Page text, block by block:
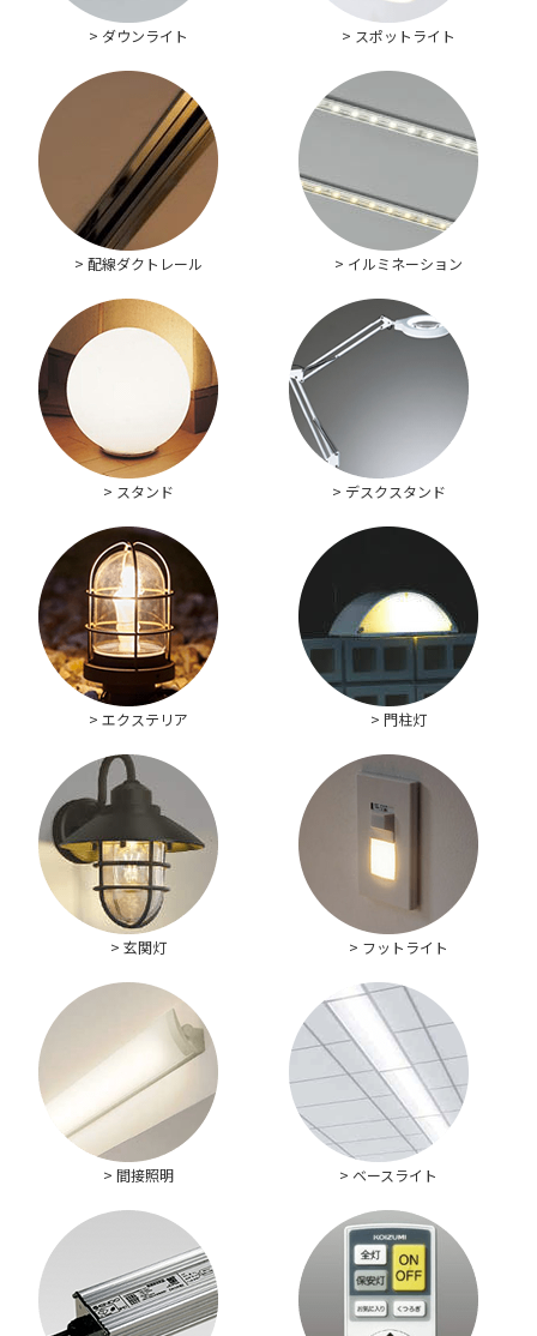
> ダウンライト > スポットライト
> 配線ダクトレール > イルミネーション
> スタンド > デスクスタンド
> エクステリア > 門柱灯
> 玄関灯 > フットライト
> 間接照明 > ベースライト